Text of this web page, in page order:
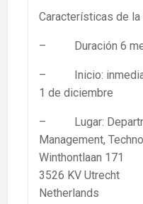
Características de
– Duración 6
– Inicio:
1 de diciembre
– Lugar:
Management,
Winthontlaan 171
3526 KV Utrecht
Netherlands